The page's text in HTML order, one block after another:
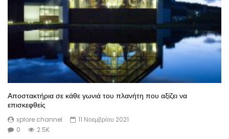
Αποστακτήρια σε κάθε γωνιά του πλανήτη που αξίζει να
επισκεφθείς
xplore channel
11 Νοεμβρίου 2021
0
2.5K